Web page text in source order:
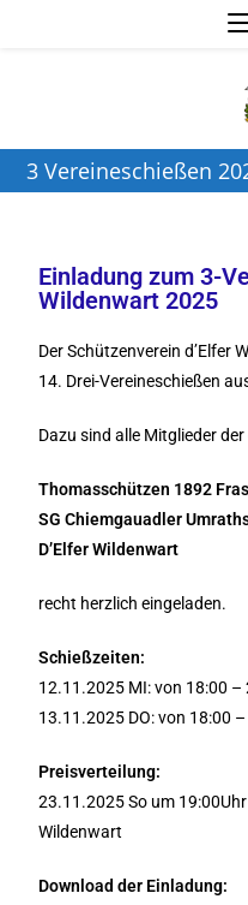
3 Vereineschießen
Einladung zum 3-
Wildenwart 2025
Der Schützenverein d’Elfer
14. Drei-Vereineschießen
Dazu sind alle Mitglieder der
Thomasschützen 1892
SG Chiemgauadler
D’Elfer Wildenwart
recht herzlich eingeladen.
Schießzeiten:
12.11.2025 MI: von 18:00 –
13.11.2025 DO: von 18:00
Preisverteilung:
23.11.2025 So um
Wildenwart
Download der Einladung: